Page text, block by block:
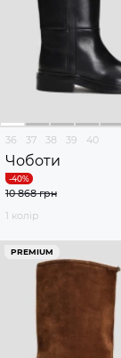
36 37 38 39 40
Чоботи
10 868 грн
1 колір
PREMIUM